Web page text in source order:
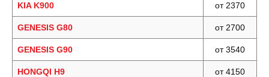
KIA K900 от 2370
GENESIS G80 от 2700
GENESIS G90 от 3540
HONGQI H9 от 4150